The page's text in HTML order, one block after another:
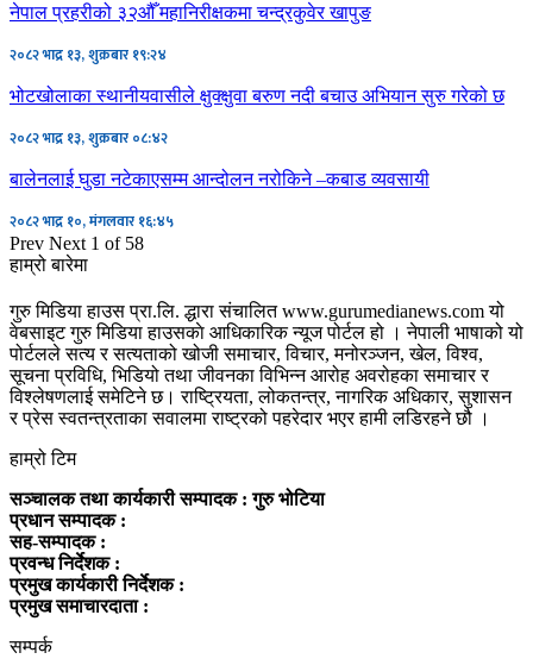
नेपाल प्रहरीको ३२औँ महानिरीक्षकमा चन्द्रकुवेर खापुङ
२०८२ भाद्र १३, शुक्रबार १९:२४
भोटखोलाका स्थानीयवासीले क्षुक्क्षुवा बरुण नदी बचाउ अभियान सुरु गरेको छ
२०८२ भाद्र १३, शुक्रबार ०८:४२
बालेनलाई घुडा नटेकाएसम्म आन्दोलन नरोकिने –कबाड व्यवसायी
२०८२ भाद्र १०, मंगलवार १६:४५
Prev Next 1 of 58
हाम्रो बारेमा
गुरु मिडिया हाउस प्रा.लि. द्धारा संचालित www.gurumedianews.com यो
वेबसाइट गुरु मिडिया हाउसकाे आधिकारिक न्यूज पोर्टल हो । नेपाली भाषाको यो
पोर्टलले सत्य र सत्यताको खोजी समाचार, विचार, मनोरञ्जन, खेल, विश्व,
सूचना प्रविधि, भिडियो तथा जीवनका विभिन्न आरोह अवरोहका समाचार र
विश्लेषणलाई समेटिने छ। राष्ट्रियता, लोकतन्त्र, नागरिक अधिकार, सुशासन
र प्रेस स्वतन्त्रताका सवालमा राष्ट्रको पहरेदार भएर हामी लडिरहने छौ ।
हाम्रो टिम
सञ्चालक तथा कार्यकारी सम्पादक : गुरु भोटिया
प्रधान सम्पादक :
सह-सम्पादक :
प्रवन्ध निर्देशक :
प्रमुख कार्यकारी निर्देशक :
प्रमुख समाचारदाता :
सम्पर्क